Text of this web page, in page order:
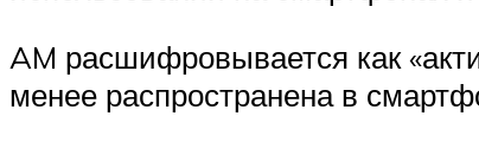
AM расшифровывается как
менее распространена в